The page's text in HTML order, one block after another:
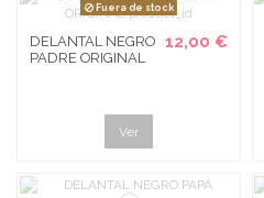
Fuera de stock
DELANTAL NEGRO
PADRE ORIGINAL
12,00 €
Ver